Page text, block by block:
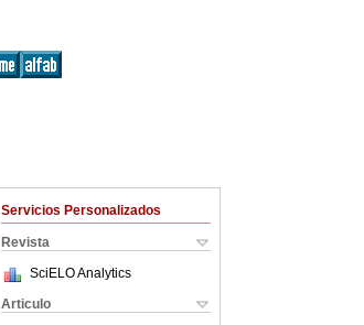
Servicios Personalizados
Revista
SciELO Analytics
Articulo